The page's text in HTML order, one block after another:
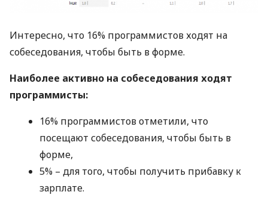
Интересно, что 16% программистов ходят на
собеседования, чтобы быть в форме.
Наиболее активно на собеседования ходят
программисты:
16% программистов отметили, что
посещают собеседования, чтобы быть в
форме,
5% – для того, чтобы получить прибавку к
зарплате.